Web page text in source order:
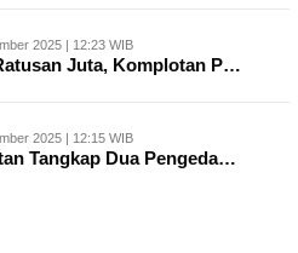
2025 | 12:23 WIB
Juta, Komplotan P…
2025 | 12:15 WIB
Tangkap Dua Pengeda…